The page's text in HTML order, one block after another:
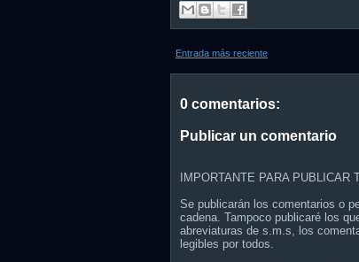
Entrada más reciente
0 comentarios:
Publicar un comentario
IMPORTANTE PARA PUBLICAR
Se publicarán los comentarios o
cadena. Tampoco publicaré los
abreviaturas de s.m.s, los
legibles por todos.